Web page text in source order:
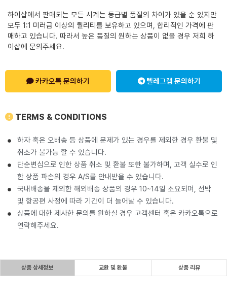
하이샵에서 판매되는 모든 시계는 등급별 품질의 차이가 있을 순 있지만
모두 1:1 미러급 이상의 퀄리티를 보유하고 있으며, 합리적인 가격에 판
매하고 있습니다. 따라서 높은 품질의 원하는 상품이 없을 경우 저희 하
이샵에 문의주세요.
카카오톡 문의하기 텔레그램 문의하기
TERMS & CONDITIONS
하자 혹은 오배송 등 상품에 문제가 있는 경우를 제외한 경우 환불 및
취소가 불가능 할 수 있습니다.
단순변심으로 인한 상품 취소 및 환불 또한 불가하며, 고객 실수로 인
한 상품 파손의 경우 A/S를 안내받을 수 있습니다.
국내배송을 제외한 해외배송 상품의 경우 10~14일 소요되며, 선박
및 항공편 사정에 따라 기간이 더 늘어날 수 있습니다.
상품에 대한 제사한 문의를 원하실 경우 고객센터 혹은 카카오톡으로
연락해주세요.
상품 상세정보 교환 및 환불 상품 리뷰